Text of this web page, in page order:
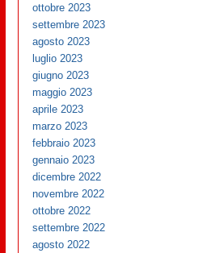
ottobre 2023
settembre 2023
agosto 2023
luglio 2023
giugno 2023
maggio 2023
aprile 2023
marzo 2023
febbraio 2023
gennaio 2023
dicembre 2022
novembre 2022
ottobre 2022
settembre 2022
agosto 2022